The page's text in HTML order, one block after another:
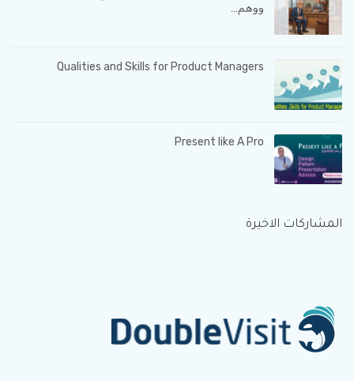
ووهم…
Qualities and Skills for Product Managers
Present like A Pro
المشاركات الاخيرة